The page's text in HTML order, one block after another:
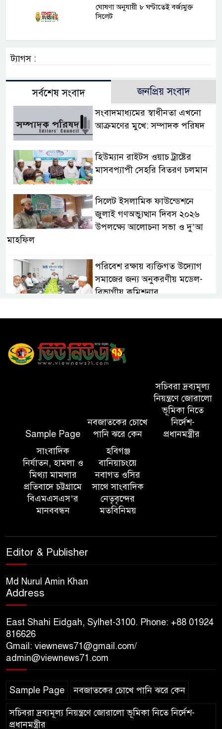
ঘোষণা অনুযায়ী ৮ ঘণ্টাতেই বর্জ্যমুক্ত
সিলেট
ট্যাগস :
সর্বশেষ সংবাদ জনপ্রিয় সংবাদ
সংবাদমাধ্যমের স্বাধীনতা এখনো
আক্রমণের মুখে: সম্পাদক পরিষদ
হিউম্যান রাইটস ওয়াচ ট্রাষ্টের
মাসবপ্যাপী সেহরি বিতরণ চলমান
সিলেট ইসলামিক ফাউন্ডেশনে
জুলাই গণঅভ্যুত্থান দিবস ২০২৬
উপলক্ষ্যে আলোচনা সভা ও দু’আ
মাহফিল
পরিবেশ রক্ষায় ব্যক্তিগত উদ্যোগ
সমাজের জন্য অনুকরণীয় মডেল-
বিভাগীয় কমিশনার
সিলেট মেট্রোপলিটন পুলিশ
অর্পণ ও জুলাই গণঅভ্যুত্থানের
শহীদদের প্রতি গভীর শ্রদ্ধা নিবেদন করেন
১০ লাখ টাকার চেক ডিজঅনার
মামলায় এক বছরের সাজা
‘সমন্বিত উদ্যোগেই গড়ে উঠবে
আধুনিক সিলেট’ – বাণিজ্যমন্ত্রী
ত্রিতরঙ্গের বাদল সাঁঝের বর্ণাঢ্য
আয়োজন ‘শ্রাবনের মেঘগুলো’
সিলেট রেঞ্জের ডিআইজি জুলাই
গভীর শ্রদ্ধা নিবেদন
সিলেট আরও দুইজনের মৃত্যু,
মহোদয় ৫ আগস্ট ২০২৬ খ্রিস্টাব্দ
স্মৃতিস্তম্ভে পুষ্পস্তবক অর্পণে জুলাই
গণঅভ্যুত্থানের শহীদদের প্রতি গভীর শ্রদ্ধা নিবেদন
Sample Page
নবজাতকের চোখে
পানি ঝরে কেন
সচিবরা দ্রব্যমূল্য
নিয়ন্ত্রণে জোরালো
ভূমিকা নিতে
নির্দেশ-
প্রধানমন্ত্রীর
সাংবাদিক
নির্যাতন, হামলা ও
মিথ্যা মামলার
প্রতিবাদে চট্টগ্রামে
বিএমএসএস’র
মানববন্ধন
হবিগঞ্জ
বানিয়াচংয়ে
নবাগত ওসির
সাথে সাংবাদিক
নেতৃবৃন্দের
মতবিনিময়
Editor & Publisher
Md Nurul Amin Khan
Address
East Shahi Eidgah, Sylhet-3100. Phone: +88 01924
816626
Gmail: viewnews71@gmail.com/
admin@viewnews71.com
Sample Page নবজাতকের চোখে পানি ঝরে কেন
সচিবরা দ্রব্যমূল্য নিয়ন্ত্রণে জোরালো ভূমিকা নিতে নির্দেশ-
প্রধানমন্ত্রীর